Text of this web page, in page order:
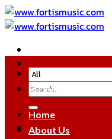
Skip
to
Search
for:
หมวดหมู่สินค้า
Home
About Us